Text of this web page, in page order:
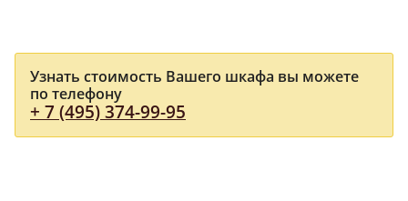
Узнать стоимость Вашего шкафа вы можете
по телефону
+ 7 (495) 374-99-95